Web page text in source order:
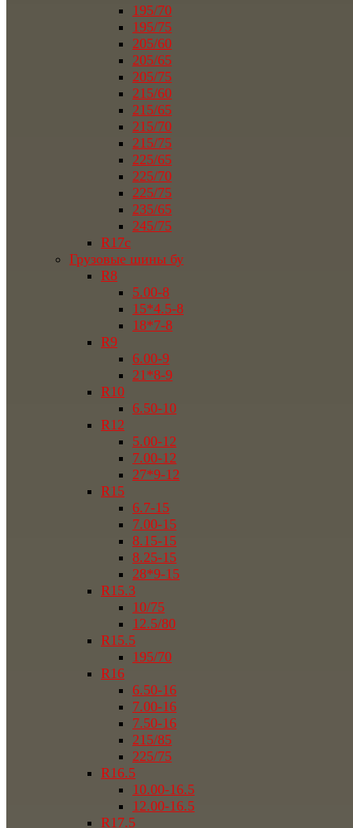
195/70
195/75
205/60
205/65
205/75
215/60
215/65
215/70
215/75
225/65
225/70
225/75
235/65
245/75
R17c
Грузовые шины бу
R8
5.00-8
15*4.5-8
18*7-8
R9
6.00-9
21*8-9
R10
6.50-10
R12
5.00-12
7.00-12
27*9-12
R15
6.7-15
7.00-15
8.15-15
8.25-15
28*9-15
R15.3
10/75
12.5/80
R15.5
195/70
R16
6.50-16
7.00-16
7.50-16
215/85
225/75
R16.5
10.00-16.5
12.00-16.5
R17.5